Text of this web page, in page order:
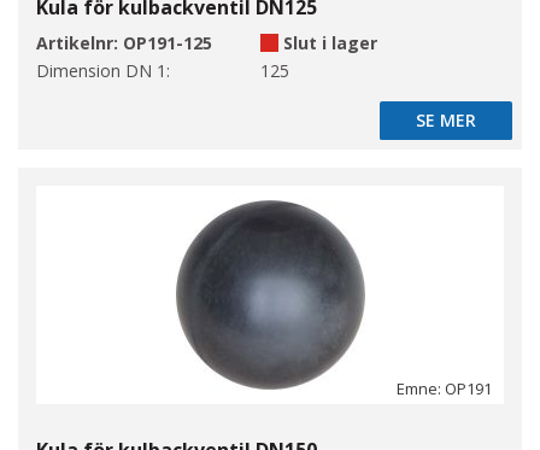
Kula för kulbackventil DN125
Artikelnr: OP191-125
Slut i lager
Dimension DN 1:
125
SE MER
SE MER
Emne: OP191